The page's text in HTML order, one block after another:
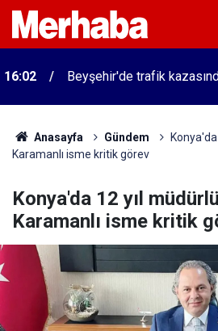
16:02 Beyşehir'de trafik
Anasayfa Gündem
Karamanlı isme kritik görev
Konya'da 12 yıl
Karamanlı isme kritik